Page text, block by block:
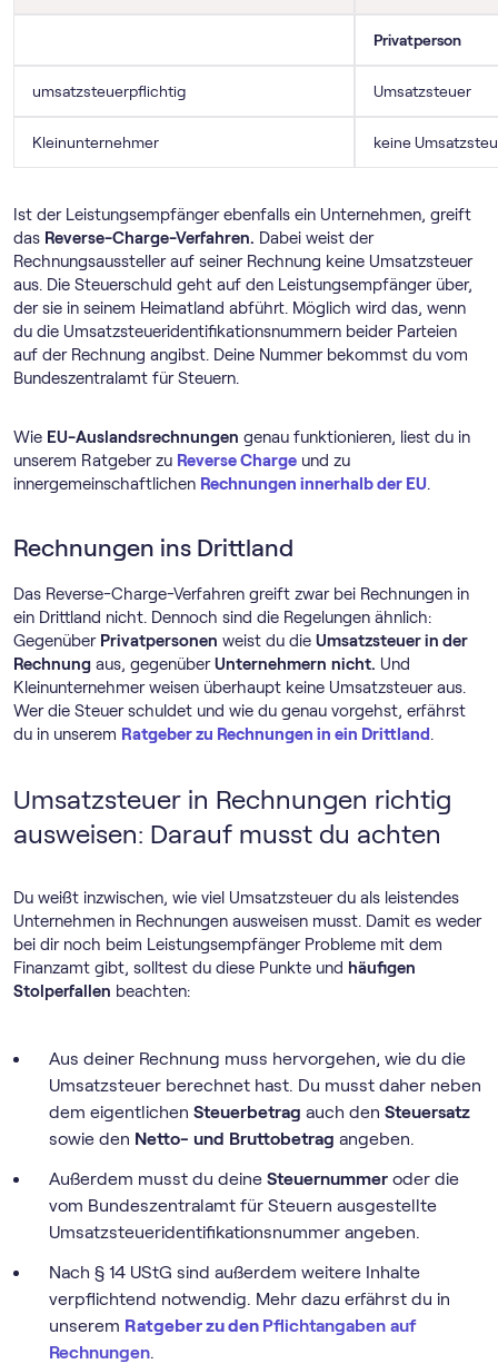
Privatperson
umsatzsteuerpflichtig Umsatzsteuer
Kleinunternehmer keine
Ist der Leistungsempfänger ebenfalls ein Unternehmen, greift
das Reverse-Charge-Verfahren. Dabei weist der
Rechnungsaussteller auf seiner Rechnung keine Umsatzsteuer
aus. Die Steuerschuld geht auf den Leistungsempfänger über,
der sie in seinem Heimatland abführt. Möglich wird das, wenn
du die Umsatzsteueridentifikationsnummern beider Parteien
auf der Rechnung angibst. Deine Nummer bekommst du vom
Bundeszentralamt für Steuern.
Wie EU-Auslandsrechnungen genau funktionieren, liest du in
unserem Ratgeber zu Reverse Charge und zu
innergemeinschaftlichen Rechnungen innerhalb der EU.
Rechnungen ins Drittland
Das Reverse-Charge-Verfahren greift zwar bei Rechnungen in
ein Drittland nicht. Dennoch sind die Regelungen ähnlich:
Gegenüber Privatpersonen weist du die Umsatzsteuer in der
Rechnung aus, gegenüberUnternehmern nicht. Und
Kleinunternehmer weisen überhaupt keine Umsatzsteuer aus.
Wer die Steuer schuldet und wie du genau vorgehst, erfährst
du in unserem Ratgeber zu Rechnungen in ein Drittland .
Umsatzsteuer in Rechnungen richtig
ausweisen: Darauf musst du achten
Du weißt inzwischen, wie viel Umsatzsteuer du als leistendes
Unternehmen in Rechnungen ausweisen musst. Damit es weder
bei dir noch beim Leistungsempfänger Probleme mit dem
Finanzamt gibt, solltest du diese Punkte und häufigen
Stolperfallen beachten:
Aus deiner Rechnung muss hervorgehen, wie du die
Umsatzsteuer berechnet hast. Du musst daher neben
dem eigentlichen Steuerbetrag auch den Steuersatz
sowie den Netto- und Bruttobetrag angeben.
Außerdem musst du deine Steuernummer oder die
vom Bundeszentralamt für Steuern ausgestellte
Umsatzsteueridentifikationsnummer angeben.
Nach § 14 UStG sind außerdem weitere Inhalte
verpflichtend notwendig. Mehr dazu erfährst du in
unserem Ratgeber zu den Pflichtangaben auf
Rechnungen.